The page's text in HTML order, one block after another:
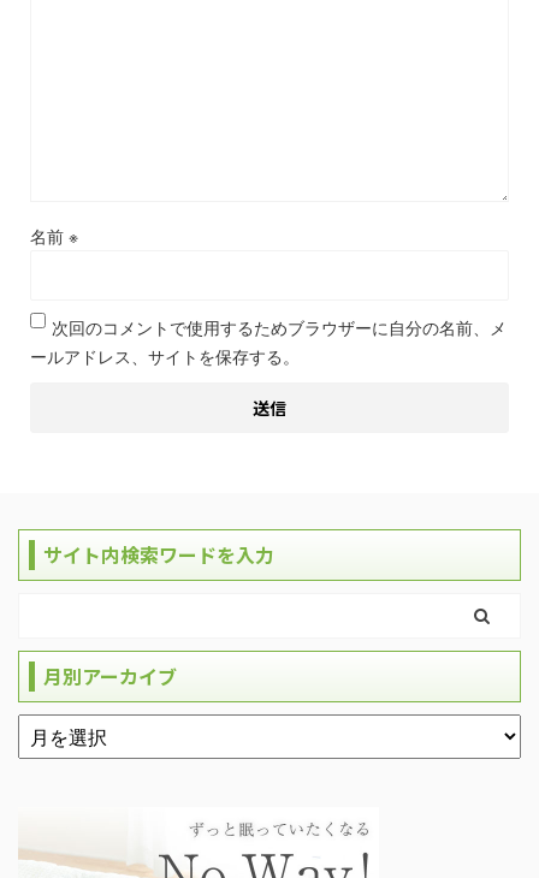
名前 ※
次回のコメントで使用するためブラウザーに自分の名前、メ
ールアドレス、サイトを保存する。
サイト内検索ワードを入力
月別アーカイブ